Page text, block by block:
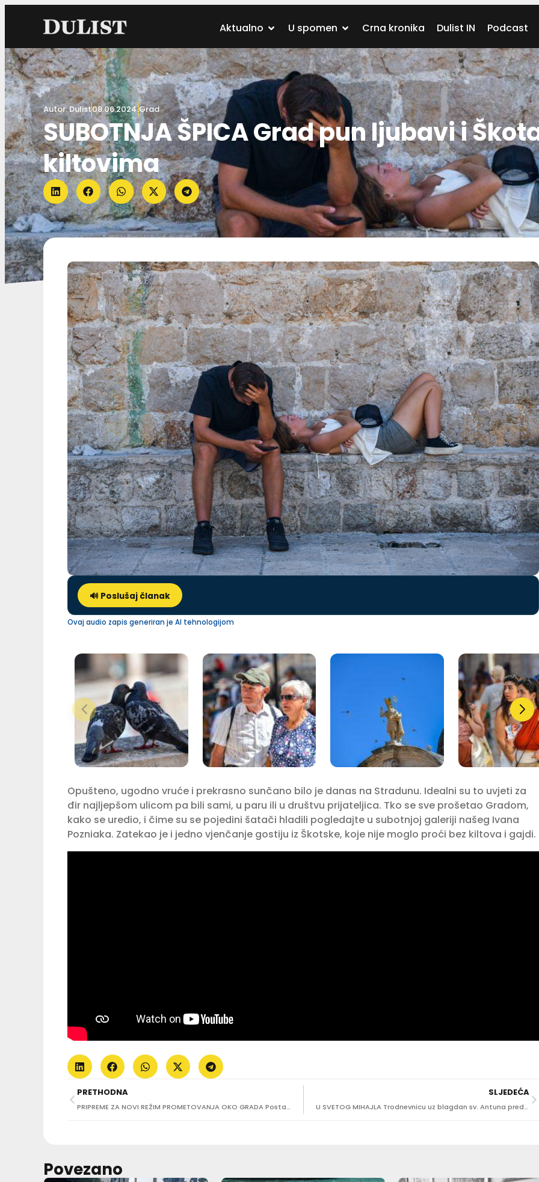
Aktualno U spomen Crna kronika Dulist IN Podcast
Autor:Dulist08.06.2024.Grad
SUBOTNJA ŠPICA Grad pun ljubavi i
kiltovima
🔊 Poslušaj članak
Ovaj audio zapis generiran je AI tehnologijom
Opušteno, ugodno vruće i prekrasno sunčano bilo je danas na Stradunu. Idealni su to uvjeti za
đir najljepšom ulicom pa bili sami, u paru ili u društvu prijateljica. Tko se sve prošetao Gradom,
kako se uredio, i čime su se pojedini šatači hladili pogledajte u subotnjoj galeriji našeg Ivana
Pozniaka. Zatekao je i jedno vjenčanje gostiju iz Škotske, koje nije moglo proći bez kiltova i gajdi.
PRETHODNA
PRIPREME ZA NOVI REŽIM PROMETOVANJA OKO GRADA Postavljeni LED ekrani
SLJEDEĆA
U SVETOG MIHAJLA Trodnevnicu uz blagdan sv. Antuna predvodi p. Stjepan Ivan Horvat
Povezano